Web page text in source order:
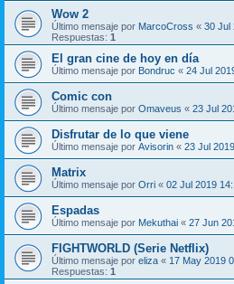
Wow 2
Último mensaje por MarcoCross « 30 Jul
Respuestas: 1
El gran cine de hoy en día
Último mensaje por Bondruc « 24 Jul
Comic con
Último mensaje por Omaveus « 23 Jul
Disfrutar de lo que viene
Último mensaje por Avisorin « 23 Jul
Matrix
Último mensaje por Orri « 02 Jul 2019
Espadas
Último mensaje por Mekuthai « 27 Jun
FIGHTWORLD (Serie Netflix)
Último mensaje por eliza « 17 May 2019
Respuestas: 1